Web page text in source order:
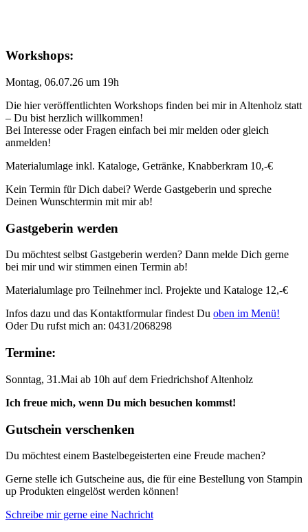
Workshops:
Montag, 06.07.26 um 19h
Die hier veröffentlichten Workshops finden bei mir in Altenholz statt
– Du bist herzlich willkommen!
Bei Interesse oder Fragen einfach bei mir melden oder gleich
anmelden!
Materialumlage inkl. Kataloge, Getränke, Knabberkram 10,-€
Kein Termin für Dich dabei? Werde Gastgeberin und spreche
Deinen Wunschtermin mit mir ab!
Gastgeberin werden
Du möchtest selbst Gastgeberin werden? Dann melde Dich gerne
bei mir und wir stimmen einen Termin ab!
Materialumlage pro Teilnehmer incl. Projekte und Kataloge 12,-€
Infos dazu und das Kontaktformular findest Du oben im Menü!
Oder Du rufst mich an: 0431/2068298
Termine:
Sonntag, 31.Mai ab 10h auf dem Friedrichshof Altenholz
Ich freue mich, wenn Du mich besuchen kommst!
Gutschein verschenken
Du möchtest einem Bastelbegeisterten eine Freude machen?
Gerne stelle ich Gutscheine aus, die für eine Bestellung von Stampin
up Produkten eingelöst werden können!
Schreibe mir gerne eine Nachricht